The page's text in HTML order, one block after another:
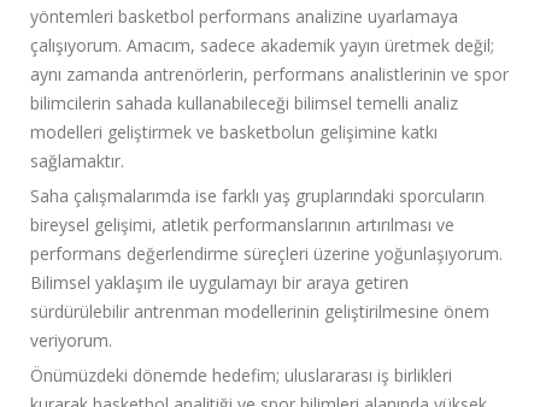
yöntemleri basketbol performans analizine uyarlamaya
çalışıyorum. Amacım, sadece akademik yayın üretmek değil;
aynı zamanda antrenörlerin, performans analistlerinin ve spor
bilimcilerin sahada kullanabileceği bilimsel temelli analiz
modelleri geliştirmek ve basketbolun gelişimine katkı
sağlamaktır.
Saha çalışmalarımda ise farklı yaş gruplarındaki sporcuların
bireysel gelişimi, atletik performanslarının artırılması ve
performans değerlendirme süreçleri üzerine yoğunlaşıyorum.
Bilimsel yaklaşım ile uygulamayı bir araya getiren
sürdürülebilir antrenman modellerinin geliştirilmesine önem
veriyorum.
Önümüzdeki dönemde hedefim; uluslararası iş birlikleri